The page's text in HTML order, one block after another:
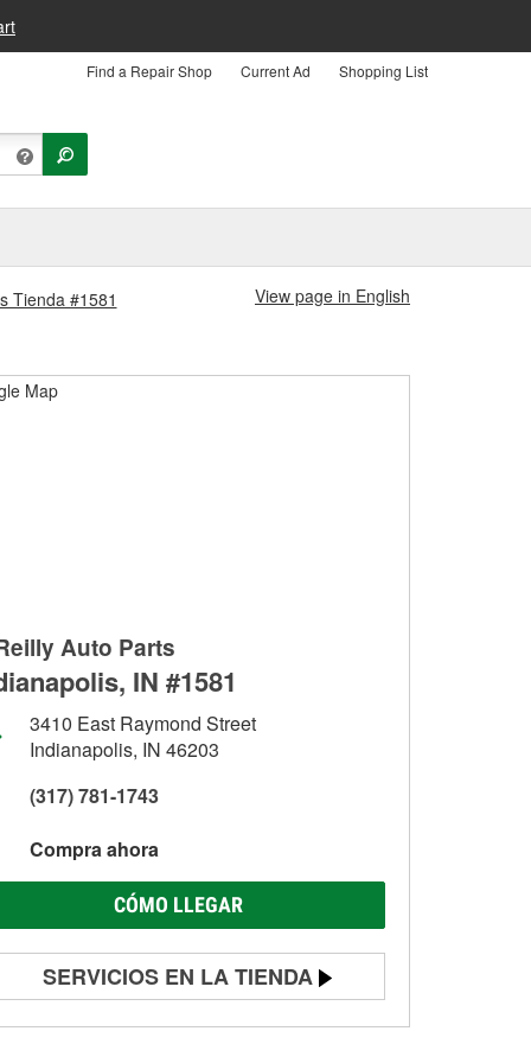
Find a Repair Shop Current Ad Shopping List
Tienda #1581
View page in English
Auto Parts
IN #1581
3410 East Raymond Street
Indianapolis, IN 46203
(317) 781-1743
Compra ahora
CÓMO LLEGAR
SERVICIOS EN LA TIENDA
Prueba de batería